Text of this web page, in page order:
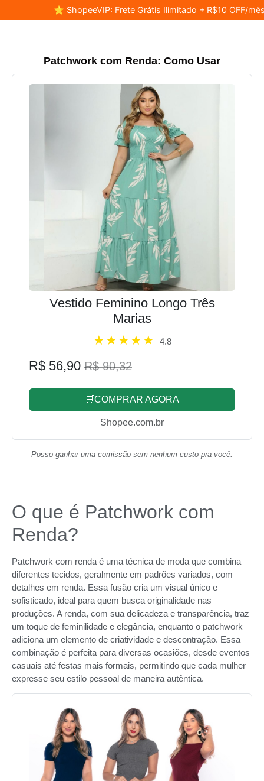
⭐ ShopeeVIP: Frete Grátis Ilimitado + R$10 OFF/
Patchwork com Renda: Como Usar
Vestido Feminino Longo Três
Marias
4.8
R$ 56,90 R$ 90,32
🛒COMPRAR AGORA
Shopee.com.br
Posso ganhar uma comissão sem nenhum custo pra você.
O que é Patchwork com
Renda?
Patchwork com renda é uma técnica de moda que combina
diferentes tecidos, geralmente em padrões variados, com
detalhes em renda. Essa fusão cria um visual único e
sofisticado, ideal para quem busca originalidade nas
produções. A renda, com sua delicadeza e transparência, traz
um toque de feminilidade e elegância, enquanto o patchwork
adiciona um elemento de criatividade e descontração. Essa
combinação é perfeita para diversas ocasiões, desde eventos
casuais até festas mais formais, permitindo que cada mulher
expresse seu estilo pessoal de maneira autêntica.